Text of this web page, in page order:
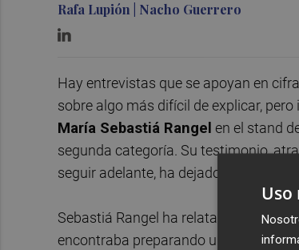
Rafa Lupión | Nacho Guerrero
Hay entrevistas que se apoyan en
sobre algo más difícil de explicar,
María Sebastiá Rangel en el stand
segunda categoría. Su testimonio,
seguir adelante, ha dejado uno de los
Sebastiá Rangel ha relatado cómo su
encontraba preparando unas
Uso